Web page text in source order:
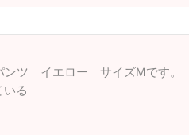
ンツ イエロー サイズMです。
いる